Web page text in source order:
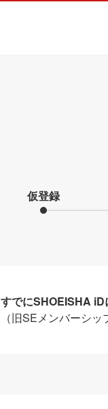
仮登録
すでにSHOEISHA iD
（旧SEメンバーシッ